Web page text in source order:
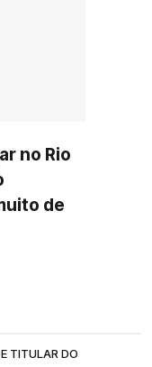
no Rio
de
TITULAR DO